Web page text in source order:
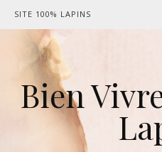
Skip to content
SITE 100% LAPINS
Bien